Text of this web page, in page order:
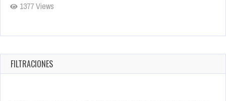
1377 Views
Warner Bros. lleva a las tiendas digitales su racha de
Oct 17, 2025
1431 Views
FILTRACIONES